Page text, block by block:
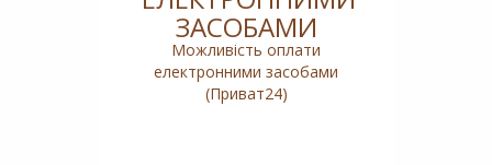
ЗАСОБАМИ
Можливість оплати
електронними засобами
(Приват24)